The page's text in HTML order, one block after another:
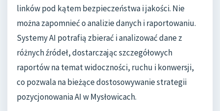
linków pod kątem bezpieczeństwa i jakości. Nie
można zapomnieć o analizie danych i raportowaniu.
Systemy AI potrafią zbierać i analizować dane z
różnych źródeł, dostarczając szczegółowych
raportów na temat widoczności, ruchu i konwersji,
co pozwala na bieżące dostosowywanie strategii
pozycjonowania AI w Mysłowicach.